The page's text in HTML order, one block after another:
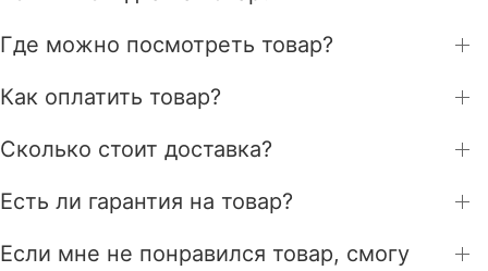
Где можно посмотреть товар?
Как оплатить товар?
Сколько стоит доставка?
Есть ли гарантия на товар?
Если мне не понравился товар, смогу